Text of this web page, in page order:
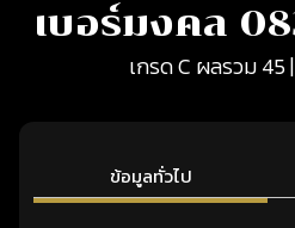
เบอร์มงคล
เกรด C ผลรวม 45
ข้อมูลทั่วไป